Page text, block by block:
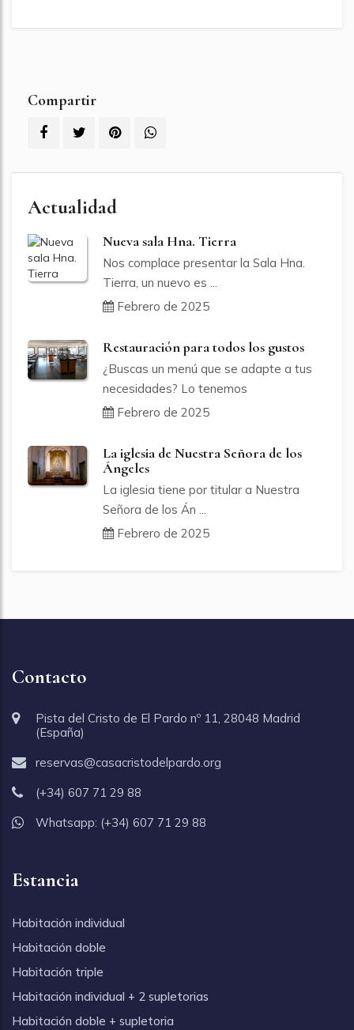
Compartir
Actualidad
Nueva sala Hna. Tierra
Nos complace presentar la Sala Hna.
Tierra, un nuevo es ...
Febrero de 2025
Restauración para todos los gustos
¿Buscas un menú que se adapte a tus
necesidades? Lo tenemos
Febrero de 2025
La iglesia de Nuestra Señora de los
Ángeles
La iglesia tiene por titular a Nuestra
Señora de los Án ...
Febrero de 2025
Contacto
Pista del Cristo de El Pardo nº 11, 28048 Madrid
(España)
reservas@casacristodelpardo.org
(+34) 607 71 29 88
Whatsapp: (+34) 607 71 29 88
Estancia
Habitación individual
Habitación doble
Habitación triple
Habitación individual + 2 supletorias
Habitación doble + supletoria